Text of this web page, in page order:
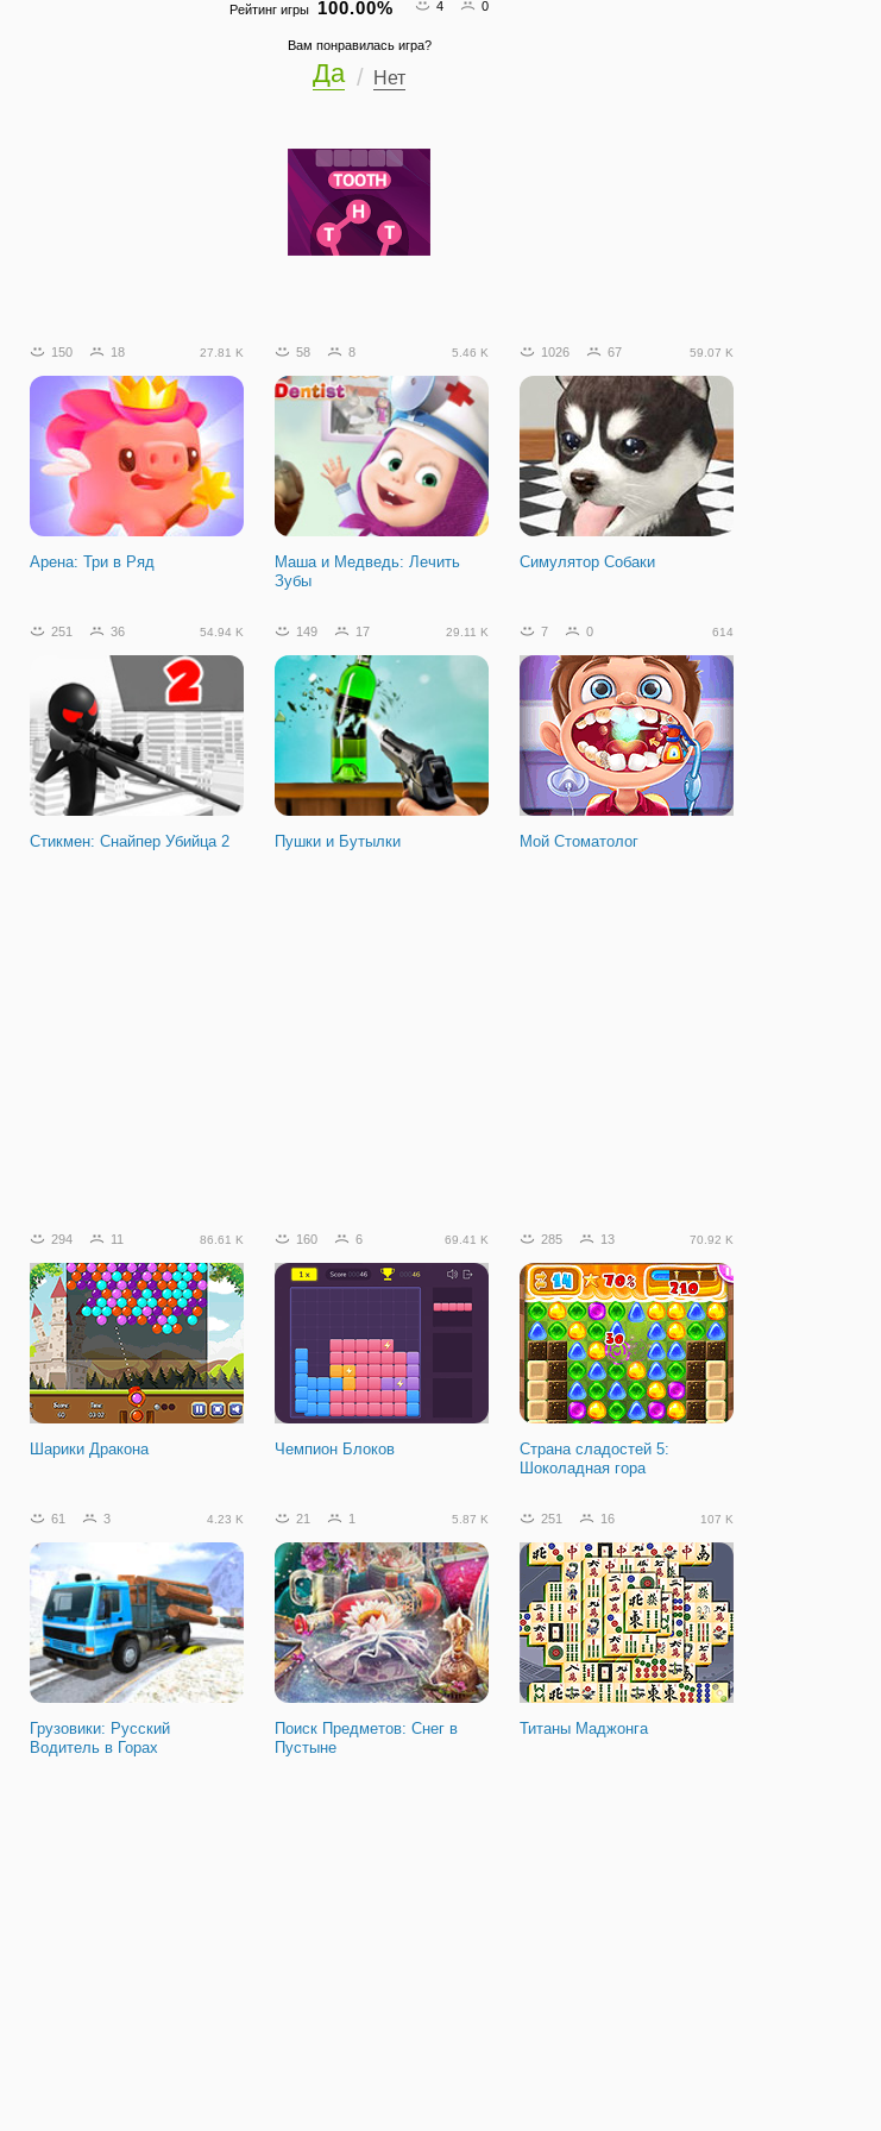
Рейтинг игры 100.00% 4 0
Вам понравилась игра?
Да Нет
150 18 27.81 K
Арена: Три в Ряд
58 8 5.46 K
Маша и Медведь: Лечить
Зубы
1026 67 59.07 K
Симулятор Собаки
251 36 54.94 K
Стикмен: Снайпер Убийца 2
149 17 29.11 K
Пушки и Бутылки
7 0 614
Мой Стоматолог
294 11 86.61 K
Шарики Дракона
160 6 69.41 K
Чемпион Блоков
285 13 70.92 K
Страна сладостей 5:
Шоколадная гора
61 3 4.23 K
Грузовики: Русский
Водитель в Горах
21 1 5.87 K
Поиск Предметов: Снег в
Пустыне
251 16 107 K
Титаны Маджонга